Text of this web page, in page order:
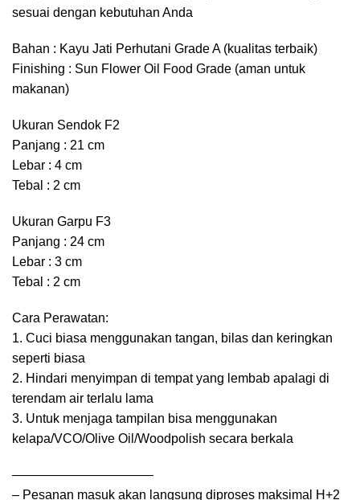
sesuai dengan kebutuhan Anda
Bahan : Kayu Jati Perhutani Grade A (kualitas terbaik)
Finishing : Sun Flower Oil Food Grade (aman untuk
makanan)
Ukuran Sendok F2
Panjang : 21 cm
Lebar : 4 cm
Tebal : 2 cm
Ukuran Garpu F3
Panjang : 24 cm
Lebar : 3 cm
Tebal : 2 cm
Cara Perawatan:
1. Cuci biasa menggunakan tangan, bilas dan keringkan
seperti biasa
2. Hindari menyimpan di tempat yang lembab apalagi di
terendam air terlalu lama
3. Untuk menjaga tampilan bisa menggunakan
kelapa/VCO/Olive Oil/Woodpolish secara berkala
———————————
– Pesanan masuk akan langsung diproses maksimal H+2